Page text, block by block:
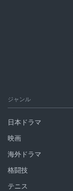
ジャンル
日本ドラマ
映画
海外ドラマ
格闘技
テニス